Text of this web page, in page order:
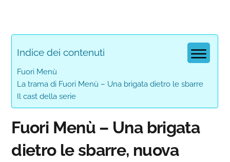
Indice dei contenuti
Fuori Menù
La trama di Fuori Menù – Una brigata dietro le sbarre
Il cast della serie
Fuori Menù – Una brigata
dietro le sbarre, nuova